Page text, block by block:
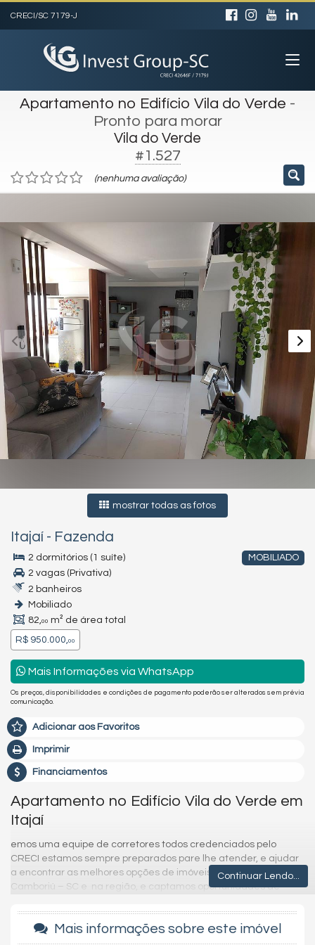
CRECI/SC 7179-J
Apartamento no Edifício Vila do Verde -
Pronto para morar
Vila do Verde
#1.527
(nenhuma avaliação)
mostrar todas as fotos
Itajaí - Fazenda
MOBILIADO
2 dormitórios (1 suíte)
2 vagas (Privativa)
2 banheiros
Mobiliado
82,00 m² de área total
R$ 950.000,00
Mais Informações via WhatsApp
Os preços, disponibilidades e condições de pagamento poderão ser alterados sem prévia
comunicação.
Adicionar aos Favoritos
Imprimir
Financiamentos
Apartamento no Edifício Vila do Verde em
Itajaí
emos uma equipe de corretores todos credenciados pelo
CRECI estamos sempre preparados pare lhe atender, e ajudar
a encontrar as melhores opções de imóveis em Balneário
Camboriú – SC e na região, e captamos oportunidades de
com a maior segurança que existe.
Imóvel disponível para visitação.
Continuar Lendo...
Mais informações sobre este imóvel